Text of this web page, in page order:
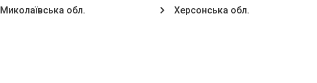
Миколаївська обл.
Херсонська обл.